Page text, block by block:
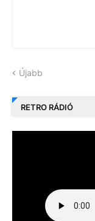
Újabb
RETRO RÁDIÓ